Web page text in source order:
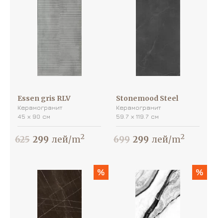
Essen gris RLV
Керамогранит
45 х 90 см
625 299 лей/m2
Stonemood Steel
Керамогранит
59.7 х 119.7 см
699 299 лей/m2
% %